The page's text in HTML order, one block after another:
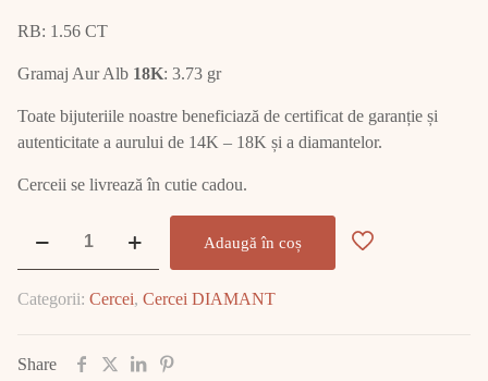
RB: 1.56 CT
Gramaj Aur Alb 18K: 3.73 gr
Toate bijuteriile noastre beneficiază de certificat de garanție și
autenticitate a aurului de 14K – 18K și a diamantelor.
Cerceii se livrează în cutie cadou.
Alb
DIAMANT
Adaugă în coș
Categorii: Cercei, Cercei DIAMANT
Share